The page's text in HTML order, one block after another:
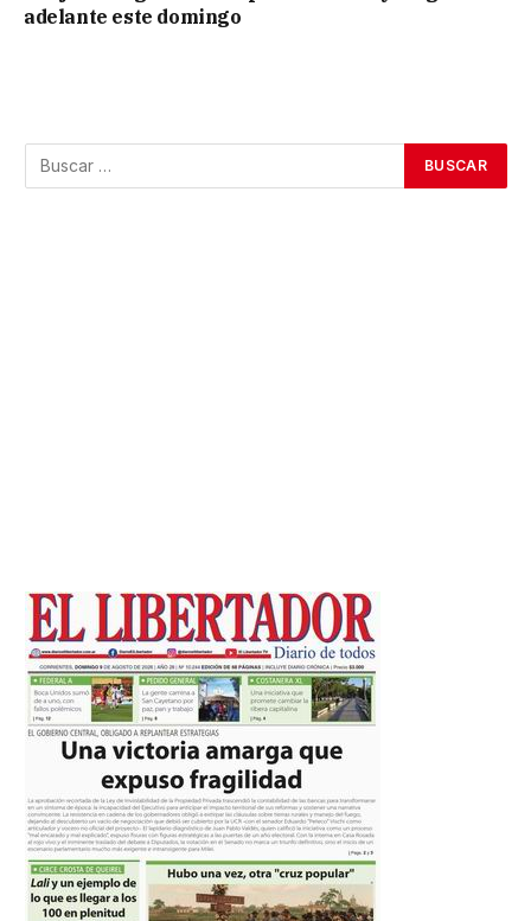
adelante este domingo